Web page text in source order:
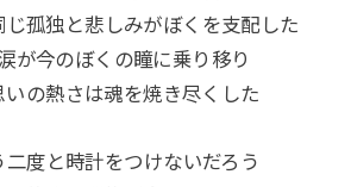
じ孤独と悲しみがぼくを支配した
が今のぼくの瞳に乗り移り
いの熱さは魂を焼き尽くした
二度と時計をつけないだろう